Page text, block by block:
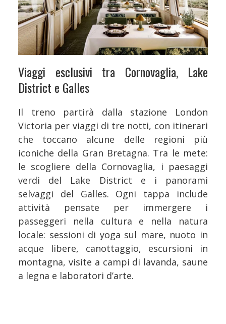
Viaggi esclusivi tra Cornovaglia, Lake
District e Galles
Il treno partirà dalla stazione London
Victoria per viaggi di tre notti, con itinerari
che toccano alcune delle regioni più
iconiche della Gran Bretagna. Tra le mete:
le scogliere della Cornovaglia, i paesaggi
verdi del Lake District e i panorami
selvaggi del Galles. Ogni tappa include
attività pensate per immergere i
passeggeri nella cultura e nella natura
locale: sessioni di yoga sul mare, nuoto in
acque libere, canottaggio, escursioni in
montagna, visite a campi di lavanda, saune
a legna e laboratori d’arte.